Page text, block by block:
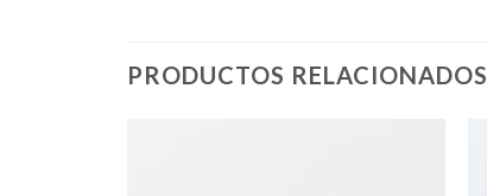
PRODUCTOS RELACIONADOS